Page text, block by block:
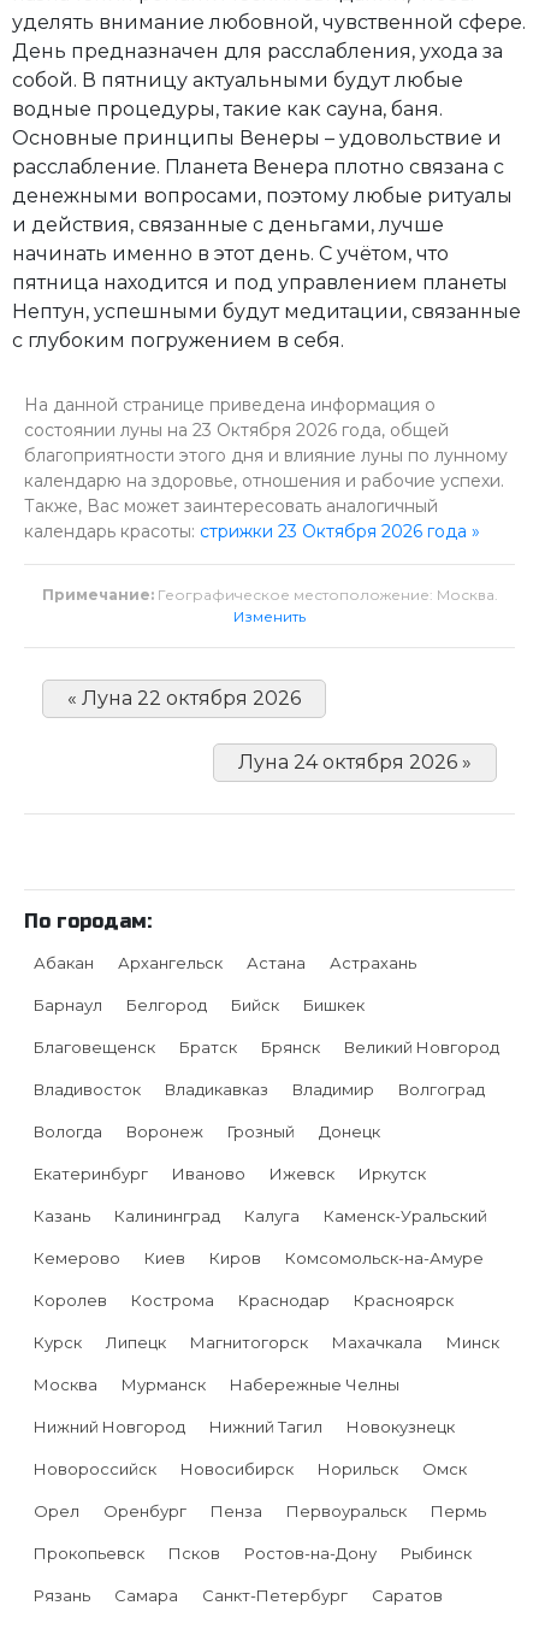
уделять внимание любовной, чувственной сфере.
День предназначен для расслабления, ухода за
собой. В пятницу актуальными будут любые
водные процедуры, такие как сауна, баня.
Основные принципы Венеры – удовольствие и
расслабление. Планета Венера плотно связана с
денежными вопросами, поэтому любые ритуалы
и действия, связанные с деньгами, лучше
начинать именно в этот день. С учётом, что
пятница находится и под управлением планеты
Нептун, успешными будут медитации, связанные
с глубоким погружением в себя.
На данной странице приведена информация о
состоянии луны на 23 Октября 2026 года, общей
благоприятности этого дня и влияние луны по лунному
календарю на здоровье, отношения и рабочие успехи.
Также, Вас может заинтересовать аналогичный
календарь красоты: стрижки 23 Октября 2026 года »
Примечание: Географическое местоположение: Москва.
Изменить
« Луна 22 октября 2026
Луна 24 октября 2026 »
По городам:
Абакан Архангельск Астана Астрахань
Барнаул Белгород Бийск Бишкек
Благовещенск Братск Брянск Великий Новгород
Владивосток Владикавказ Владимир Волгоград
Вологда Воронеж Грозный Донецк
Екатеринбург Иваново Ижевск Иркутск
Казань Калининград Калуга Каменск-Уральский
Кемерово Киев Киров Комсомольск-на-Амуре
Королев Кострома Краснодар Красноярск
Курск Липецк Магнитогорск Махачкала Минск
Москва Мурманск Набережные Челны
Нижний Новгород Нижний Тагил Новокузнецк
Новороссийск Новосибирск Норильск Омск
Орел Оренбург Пенза Первоуральск Пермь
Прокопьевск Псков Ростов-на-Дону Рыбинск
Рязань Самара Санкт-Петербург Саратов